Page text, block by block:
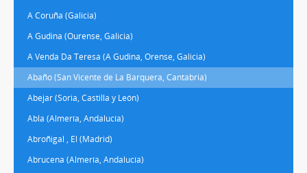
A Coruña (Galicia)
A Gudina (Ourense, Galicia)
A Venda Da Teresa (A Gudina, Orense, Galicia)
Abaño (San Vicente de La Barquera, Cantabria)
Abejar (Soria, Castilla y León)
Abla (Almería, Andalucía)
Abroñigal , El (Madrid)
Abrucena (Almería, Andalucía)